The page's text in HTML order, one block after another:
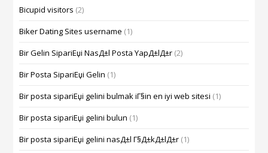
Bicupid visitors (2)
Biker Dating Sites username (1)
Bir Gelin SipariЕџi NasД±l Posta YapД±lД±r (2)
Bir Posta SipariЕџi Gelin (1)
Bir posta sipariЕџi gelini bulmak iГ§in en iyi web sitesi (1)
Bir posta sipariЕџi gelini bulun (1)
Bir posta sipariЕџi gelini nasД±l Г§Д±kД±lД±r (1)